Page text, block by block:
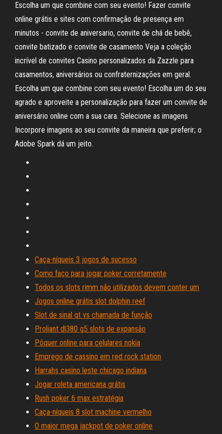
Escolha um que combine com seu evento! Fazer convite
online grátis e sites com confirmação de presença em
minutos - convite de aniversario, convite de chá de bebê,
convite batizado e convite de casamento Veja a coleção
incrível de convites Casino personalizados da Zazzle para
casamentos, aniversários ou confraternizações em geral.
Escolha um que combine com seu evento! Escolha um do seu
agrado e aproveite a personalização para fazer um convite de
aniversário online com a sua cara. Selecione as imagens
Incorpore imagens ao seu convite da maneira que preferir; o
Adobe Spark dá um jeito.
Caça-níqueis 3 jogos de sucesso
Como faço para jogar poker corretamente
Todos os slots rimm não utilizados devem conter um
Jogos online grátis slot dolphin reef
Slot de sinal qt vs chamada de função
Proliant dl380 g5 slots de expansão
Pôquer online para celulares nokia
Emprego de cassino em red rock station
Harrahs casino leste chicago indiana
Jogar roleta americana grátis
Rush poker 6 max estratégia
Caça-níqueis 8 slot machine vermelho
O maior mega jackpot de poker online